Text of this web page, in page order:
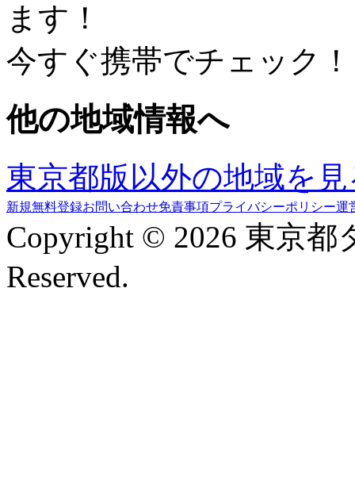
ます！
今すぐ携帯でチェック！
他の地域情報へ
東京都版以外の地域を
新規無料登録お問い合わせ免責事項プライバシーポリシー運
Copyright © 2026 東京
Reserved.